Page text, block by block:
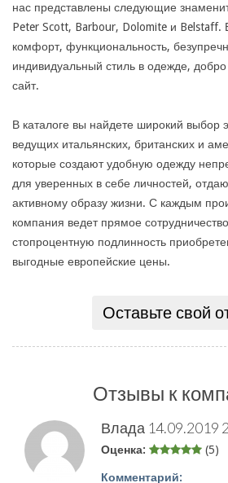
нас представлены следующие
Peter Scott, Barbour, Dolomite и Belstaff.
комфорт, функциональность,
индивидуальный стиль в одежде,
сайт.
В каталоге вы найдете широкий выбор
ведущих итальянских, британских и
которые создают удобную одежду
для уверенных в себе личностей,
активному образу жизни. С каждым
компания ведет прямое
стопроцентную подлинность
выгодные европейские цены.
Оставьте свой
Отзывы к
Влада 14.09.2019
Оценка: (5)
Комментарий: